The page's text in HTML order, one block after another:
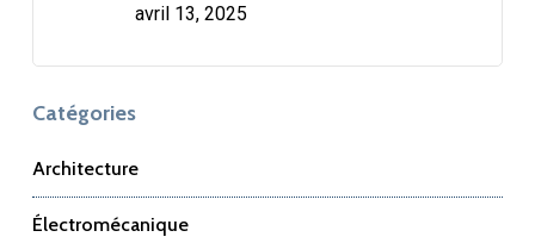
avril 13, 2025
Catégories
Architecture
Électromécanique